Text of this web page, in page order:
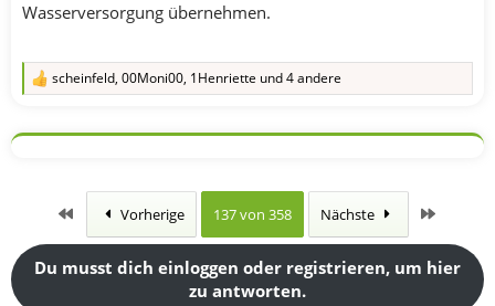
Wasserversorgung übernehmen.
R
k
n
scheinfeld, 00Moni00, 1Henriette und 4 andere
Erste Vorherige 137 von 358 Nächste
Du musst dich einloggen oder registrieren, um hier
zu antworten.